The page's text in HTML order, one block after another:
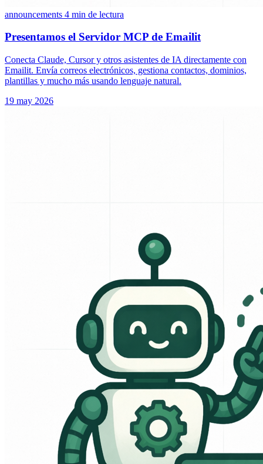
announcements 4 min de lectura
Presentamos el Servidor MCP de Emailit
Conecta Claude, Cursor y otros asistentes de IA directamente con
Emailit. Envía correos electrónicos, gestiona contactos, dominios,
plantillas y mucho más usando lenguaje natural.
19 may 2026